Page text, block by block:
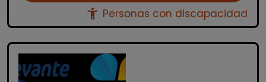
accessibility_new Personas con discapacidad